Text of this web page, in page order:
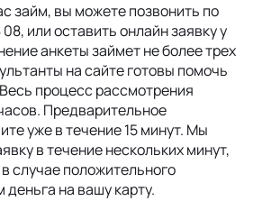
займ, вы можете позвонить по
или оставить онлайн заявку у
анкеты займет не более трех
на сайте готовы помочь
процесс рассмотрения
Предварительное
уже в течение 15 минут. Мы
в течение нескольких минут,
случае положительного
на вашу карту.